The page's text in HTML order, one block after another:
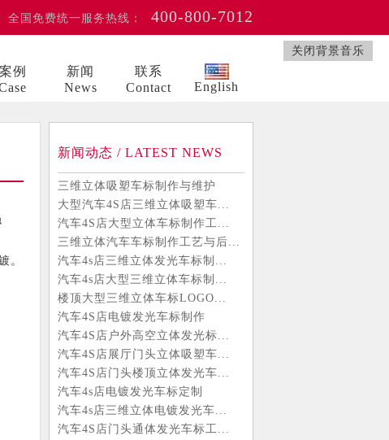
关闭背景音乐
全国免费统一服务热线： 400-800-7012
案例
新闻
News
联系
Contact
English
。
新闻动态 / LATEST NEWS
三维立体吸塑车标制作与维护
大型汽车4S店三维立体吸塑车...
汽车4S店大型立体车标制作工...
三维立体汽车车标制作工艺与后...
汽车4s店三维立体发光车标制...
汽车4s店大型三维立体车标制...
楼顶大型三维立体车标LOGO...
汽车4S店电镀发光车标制作
汽车4S店户外高空立体发光标...
汽车4S店展厅门头立体吸塑车...
汽车4S店门头楼顶立体发光车...
汽车4s店电镀发光车标定制
汽车4s店三维立体电镀发光车...
汽车4S店门头通体发光车标工...